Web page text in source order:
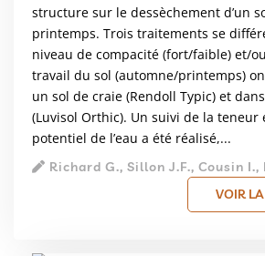
structure sur le dessèchement d’un
printemps. Trois traitements se
niveau de compacité (fort/faible) et/
travail du sol (automne/printemps)
un sol de craie (Rendoll Typic) et
(Luvisol Orthic). Un suivi de la teneur
potentiel de l’eau a été réalisé,...
Richard G., Sillon J.F., Cousin I.,
VOIR